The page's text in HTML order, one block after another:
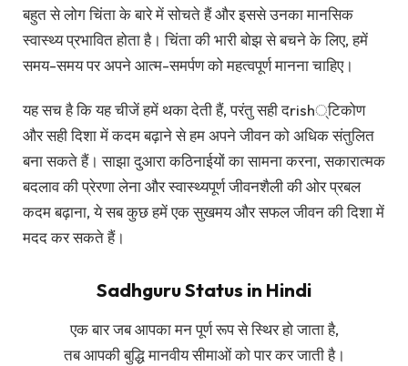
बहुत से लोग चिंता के बारे में सोचते हैं और इससे उनका मानसिक
स्वास्थ्य प्रभावित होता है। चिंता की भारी बोझ से बचने के लिए, हमें
समय-समय पर अपने आत्म-समर्पण को महत्वपूर्ण मानना चाहिए।
यह सच है कि यह चीजें हमें थका देती हैं, परंतु सही दrish्टिकोण
और सही दिशा में कदम बढ़ाने से हम अपने जीवन को अधिक संतुलित
बना सकते हैं। साझा दुआरा कठिनाईयों का सामना करना, सकारात्मक
बदलाव की प्रेरणा लेना और स्वास्थ्यपूर्ण जीवनशैली की ओर प्रबल
कदम बढ़ाना, ये सब कुछ हमें एक सुखमय और सफल जीवन की दिशा में
मदद कर सकते हैं।
Sadhguru Status in Hindi
एक बार जब आपका मन पूर्ण रूप से स्थिर हो जाता है,
तब आपकी बुद्धि मानवीय सीमाओं को पार कर जाती है।